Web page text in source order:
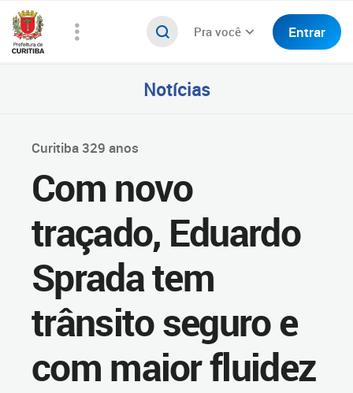
Pra você Entrar
Notícias
Curitiba 329 anos
Com novo
traçado, Eduardo
Sprada tem
trânsito seguro e
com maior fluidez